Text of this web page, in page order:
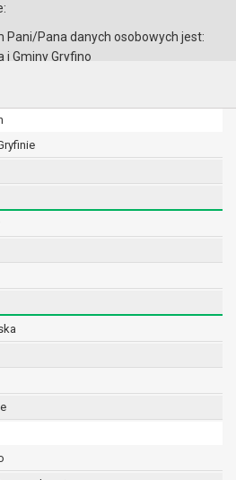
Pana danych osobowych jest:
i Gminy Gryfino
11
Inspektora Ochrony Danych:
11
przetwarzane są zgodnie z
w celu:
wynikających z przepisów prawa,
zm.) oraz z szeregu ustaw
a także obowiązków i zadań
wobec Gminy;
interesów osoby, której dane
zadania realizowanego w interesie
przypadkach dane osobowe
wcześniej udzielonej zgody w